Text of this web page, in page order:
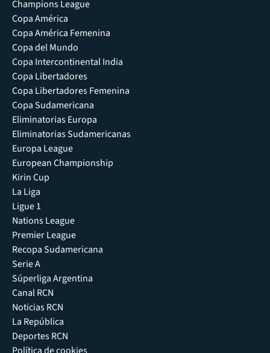
Champions League
Copa América
Copa América Femenina
Copa del Mundo
Copa Intercontinental India
Copa Libertadores
Copa Libertadores Femenina
Copa Sudamericana
Eliminatorias Europa
Eliminatorias Sudamericanas
Europa League
European Championship
Kirin Cup
La Liga
Ligue 1
Nations League
Premier League
Recopa Sudamericana
Serie A
Súperliga Argentina
Canal RCN
Noticias RCN
La República
Deportes RCN